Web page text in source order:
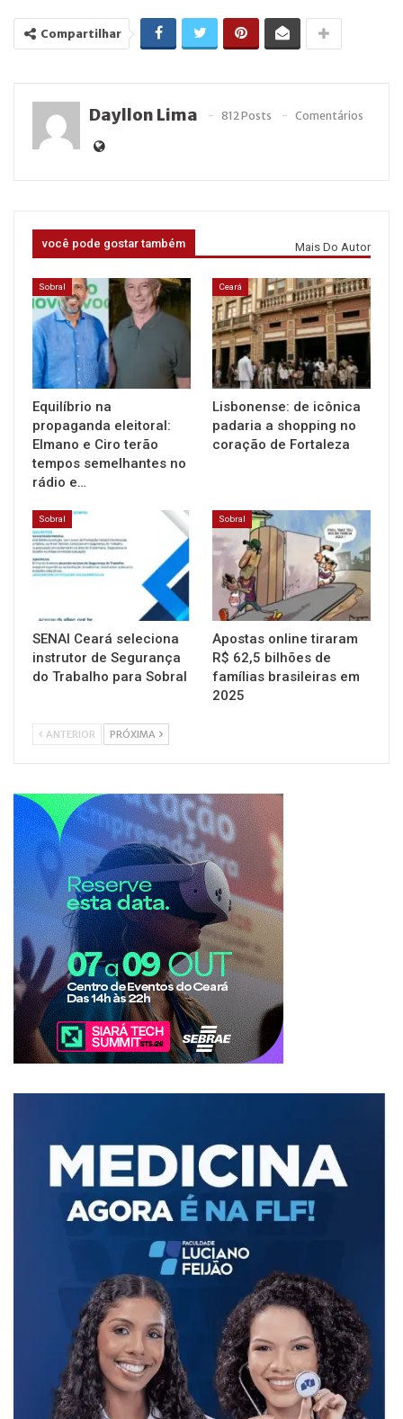
Compartilhar
Dayllon Lima 812 Posts Comentários
você pode gostar também Mais Do Autor
Sobral
Equilíbrio na
propaganda eleitoral:
Elmano e Ciro terão
tempos semelhantes no
rádio e…
Ceará
Lisbonense: de icônica
padaria a shopping no
coração de Fortaleza
Sobral
SENAI Ceará seleciona
instrutor de Segurança
do Trabalho para Sobral
Sobral
Apostas online tiraram
R$ 62,5 bilhões de
famílias brasileiras em
2025
ANTERIOR PRÓXIMA